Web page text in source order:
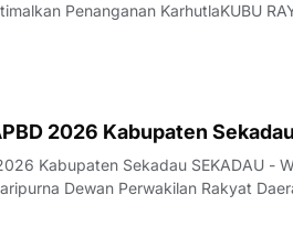
Penanganan KarhutlaKUBU
pekerjaan besar di Kabupaten Kubu
2026 Kabupaten Sekadau
Kabupaten Sekadau SEKADAU -
Dewan Perwakilan Rakyat
Nota Kebijakan Umum